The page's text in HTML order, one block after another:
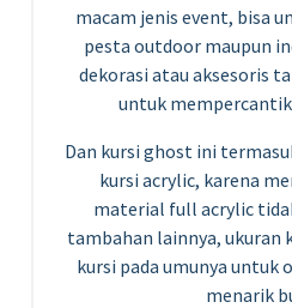
macam jenis event, bisa
pesta outdoor maupun
dekorasi atau aksesoris
untuk
Dan kursi ghost ini
kursi acrylic, karena
material full acrylic
tambahan lainnya, ukuran
kursi pada umunya untuk
menarik